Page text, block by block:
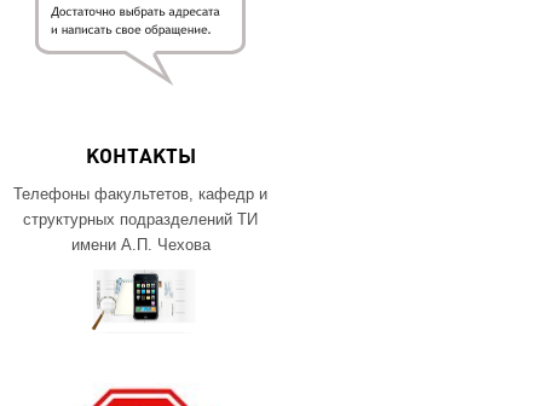
КОНТАКТЫ
Телефоны факультетов, кафедр и
структурных подразделений ТИ
имени А.П. Чехова